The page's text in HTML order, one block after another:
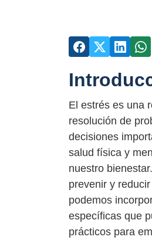
El estrés es una
resolución de
decisiones
salud física y
nuestro
prevenir y
podemos
específicas que
prácticos para